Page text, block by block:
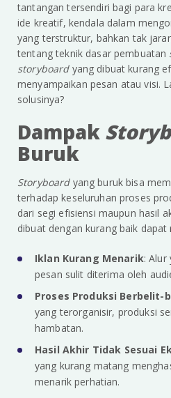
tantangan tersendiri bagi para
ide kreatif, kendala dalam
yang terstruktur, bahkan tak
tentang teknik dasar pembuatan
storyboard yang dibuat kurang
menyampaikan pesan atau visi.
solusinya?
Dampak
Buruk
Storyboard yang buruk bisa
terhadap keseluruhan proses
dari segi efisiensi maupun hasil
dibuat dengan kurang baik dapat
Iklan Kurang Menarik: Alur
pesan sulit diterima oleh
Proses Produksi Berbelit-
yang terorganisir, produksi
hambatan.
Hasil Akhir Tidak Sesuai
yang kurang matang
menarik perhatian.